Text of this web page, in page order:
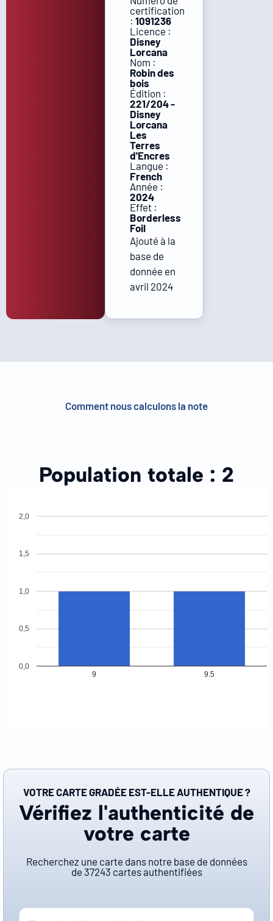
certification
: 1091236
Licence :
Disney
Lorcana
Nom :
Robin des
bois
Édition :
221/204 -
Disney
Lorcana
Les
Terres
d'Encres
Langue :
French
Année :
2024
Effet :
Borderless
Foil
Ajouté à la
base de
donnée en
avril 2024
Comment nous calculons la note
Population totale : 2
9 9.5
0,0
0,5
1,0
1,5
2,0
VOTRE CARTE GRADÉE EST-ELLE AUTHENTIQUE ?
Vérifiez l'authenticité de
votre carte
Recherchez une carte dans notre base de données
de 37243 cartes authentifiées